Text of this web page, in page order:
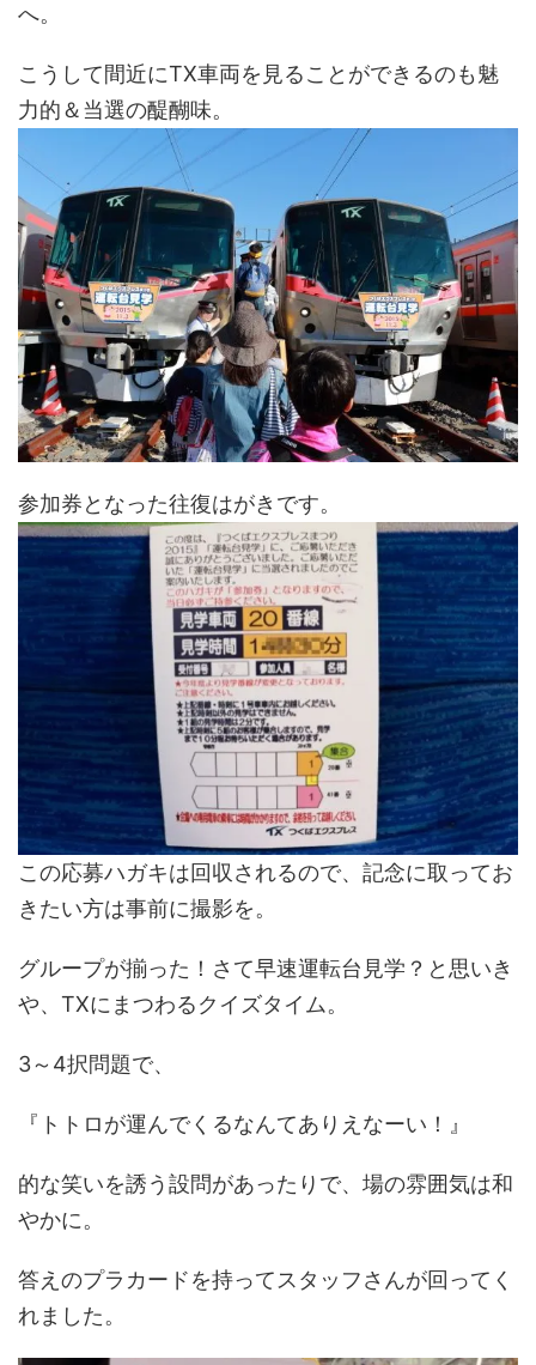
へ。
こうして間近にTX車両を見ることができるのも魅
力的＆当選の醍醐味。
参加券となった往復はがきです。
この応募ハガキは回収されるので、記念に取ってお
きたい方は事前に撮影を。
グループが揃った！さて早速運転台見学？と思いき
や、TXにまつわるクイズタイム。
3～4択問題で、
『トトロが運んでくるなんてありえなーい！』
的な笑いを誘う設問があったりで、場の雰囲気は和
やかに。
答えのプラカードを持ってスタッフさんが回ってく
れました。